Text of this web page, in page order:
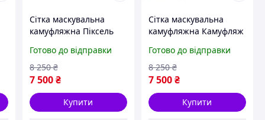
Сітка маскувальна
камуфляжна Піксель
авто, техніки та
укриттів Militex
Готово до відправки
7 500 ₴
8 250 ₴
Купити
Сітка маскувальна
камуфляжна Камуфляж
авто, техніки та
укриттів Militex
Готово до відправки
7 500₴
8 250 ₴
Купити